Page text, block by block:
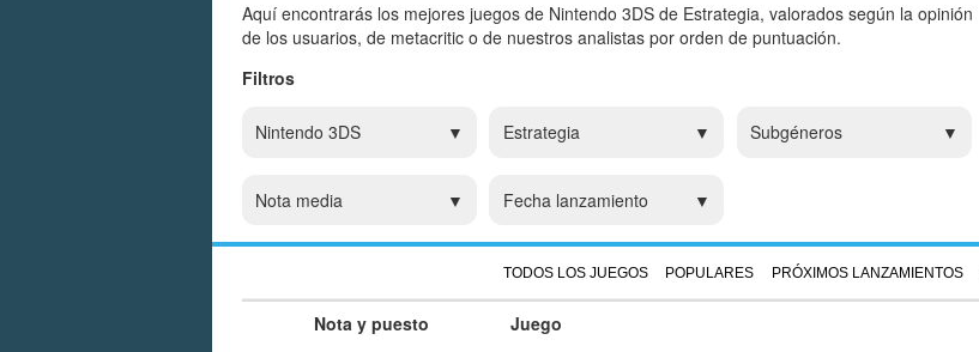
Aquí encontrarás los mejores juegos de Nintendo 3DS de Estrategia, valorados según la opinión
de los usuarios, de metacritic o de nuestros analistas por orden de puntuación.
Filtros
Nintendo 3DS Estrategia Subgéneros
Nota media Fecha lanzamiento
TODOS LOS JUEGOS POPULARES PRÓXIMOS LANZAMIENTOS
Nota y puesto Juego